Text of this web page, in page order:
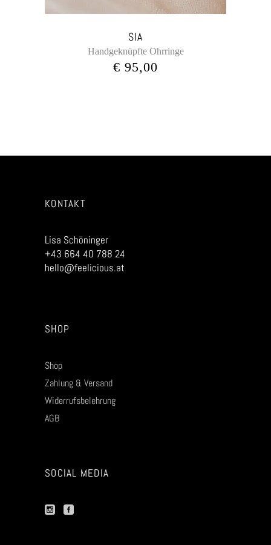
SIA
Handgeknüpfte Ohrringe
€ 95,00
KONTAKT
Lisa Schöninger
+43 664 40 788 24
hello@feelicious.at
SHOP
Shop
Zahlung & Versand
Widerrufsbelehrung
AGB
SOCIAL MEDIA